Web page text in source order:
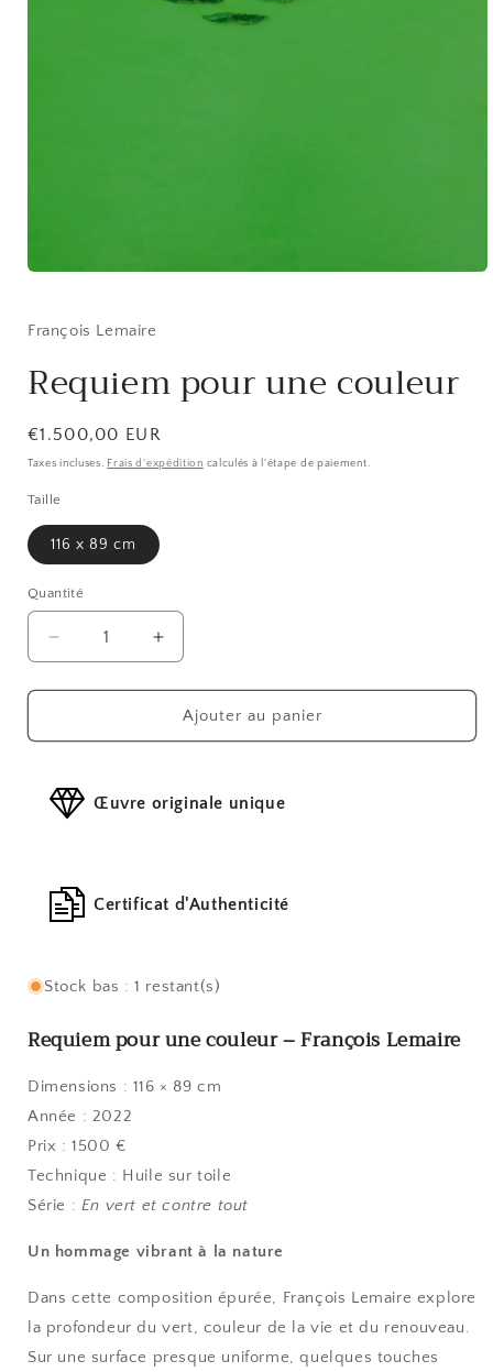
1
fenêtre
modale
François Lemaire
Requiem pour une couleur
Prix
habituel
€1.500,00 EUR
Taxes incluses. Frais d'expédition calculés à l'étape de paiement.
Taille
116 x 89 cm
Quantité
Réduire
la
quantité
Requiem
une
couleur
Augmenter
la
quantité
Requiem
couleur
Ajouter au panier
Œuvre originale unique
Certificat d'Authenticité
Stock bas : 1 restant(s)
Requiem pour une couleur – François Lemaire
Dimensions : 116 × 89 cm
Année : 2022
Prix : 1500 €
Technique : Huile sur toile
Série : En vert et contre tout
Un hommage vibrant à la nature
Dans cette composition épurée, François Lemaire explore
la profondeur du vert, couleur de la vie et du renouveau.
Sur une surface presque uniforme, quelques touches